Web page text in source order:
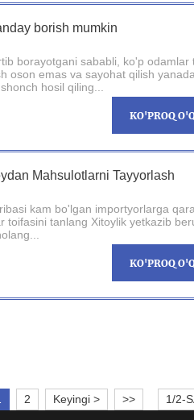
borish mumkin
borayotgani sababli, ko'p odamlar
oson emas va sayohat qilish yanada
hosil qiling...
KO'PROQ
Mahsulotlarni Tayyorlash
kam bo'lgan importyorlarga
toifasini tanlang Xitoylik yetkazib
KO'PROQ
2 Keyingi > >> 1/2-